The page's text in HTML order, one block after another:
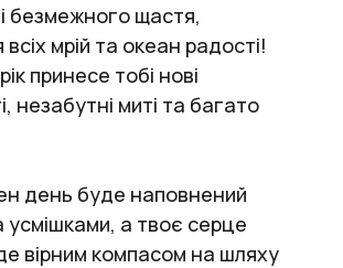
безмежного щастя,
мрій та океан радості!
принесе тобі нові
незабутні миті та багато
день буде наповнений
усмішками, а твоє серце
вірним компасом на шляху